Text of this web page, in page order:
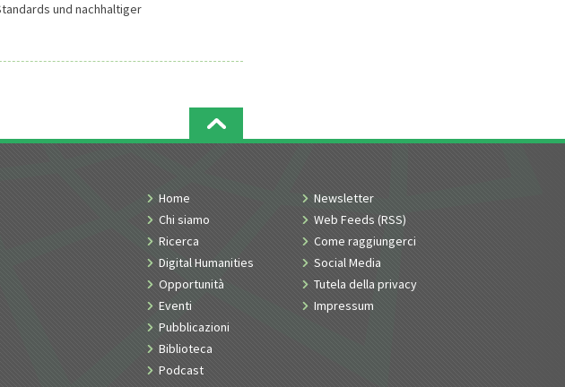
und nachhaltiger
Home
Chi siamo
Ricerca
Digital Humanities
Opportunità
Eventi
Pubblicazioni
Biblioteca
Podcast
Newsletter
Web Feeds (RSS)
Come raggiungerci
Social Media
Tutela della privacy
Impressum